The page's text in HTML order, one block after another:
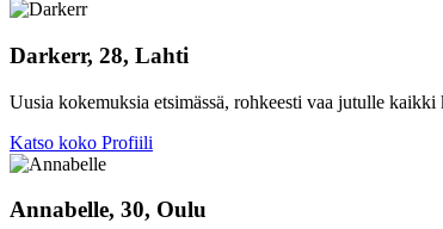
Darkerr, 28, Lahti
Uusia kokemuksia etsimässä, rohkeesti vaa jutulle
Katso koko Profiili
Annabelle, 30, Oulu